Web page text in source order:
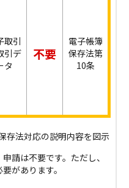
取引
引デ
タ
不要
電子帳簿
保存法第
10条
法対応の説明内容を図示
請は不要です。ただし、
があります。